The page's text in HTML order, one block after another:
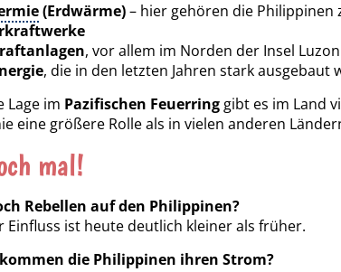
(Erdwärme)– hier gehören die
, vor allem im Norden der Insel Luzon
, die in den letzten Jahren stark ausgebaut
Lage im Pazifischen Feuerring gibt es im Land
eine größere Rolle als in vielen anderen
mal!
Rebellen auf den Philippinen?
Einfluss ist heute deutlich kleiner als früher.
die Philippinen ihren Strom?